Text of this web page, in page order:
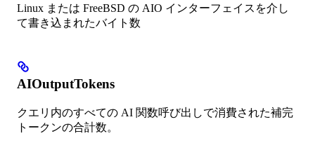
Linux または FreeBSD の AIO インターフェイスを介し
て書き込まれたバイト数
AIOutputTokens
クエリ内のすべての AI 関数呼び出しで消費された補完
トークンの合計数。